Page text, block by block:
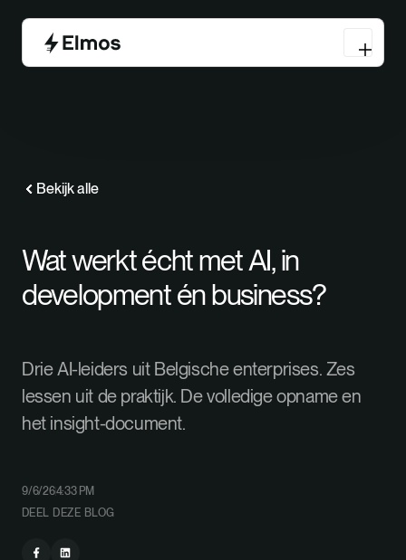
Bekijk alle
Wat werkt écht met AI, in
development én business?
Drie AI-leiders uit Belgische enterprises. Zes
lessen uit de praktijk. De volledige opname en
het insight-document.
9/6/264:33 PM
DEEL DEZE BLOG